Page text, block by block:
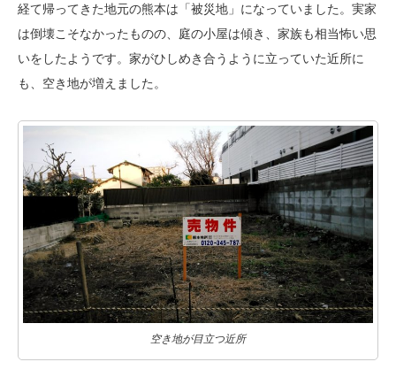
経て帰ってきた地元の熊本は「被災地」になっていました。実家
は倒壊こそなかったものの、庭の小屋は傾き、家族も相当怖い思
いをしたようです。家がひしめき合うように立っていた近所に
も、空き地が増えました。
空き地が目立つ近所